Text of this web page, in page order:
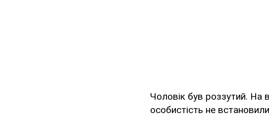
Чоловік був роззутий. На
особистість не